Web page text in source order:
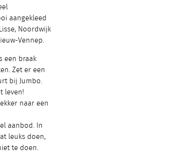
aangekleed
Noordwijk
Vennep.
een braak
Zet er een
bij Jumbo.
leven!
naar een
aanbod. In
leuks doen,
te doen.